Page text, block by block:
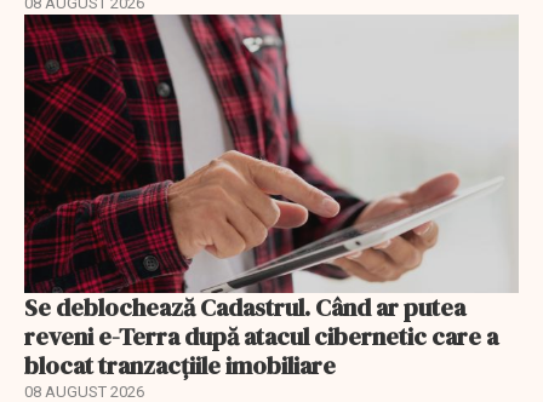
Se deblochează Cadastrul. Când ar putea
reveni e-Terra după atacul cibernetic care a
blocat tranzacțiile imobiliare
08 AUGUST 2026